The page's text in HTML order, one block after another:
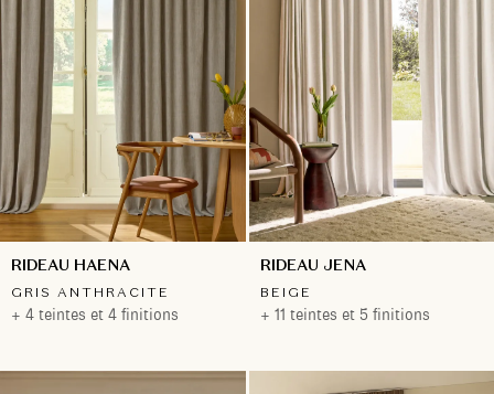
RIDEAU HAENA
GRIS ANTHRACITE
+ 4 teintes et 4 finitions
RIDEAU JENA
BEIGE
+ 11 teintes et 5 finitions